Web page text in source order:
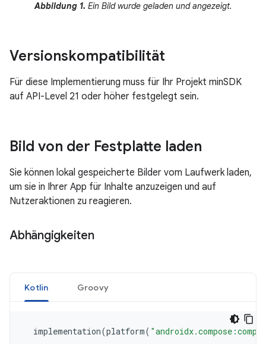
Abbildung 1. Ein Bild wurde geladen und angezeigt.
Versionskompatibilität
Für diese Implementierung muss für Ihr Projekt minSDK
auf API-Level 21 oder höher festgelegt sein.
Bild von der Festplatte laden
Sie können lokal gespeicherte Bilder vom Laufwerk laden,
um sie in Ihrer App für Inhalte anzuzeigen und auf
Nutzeraktionen zu reagieren.
Abhängigkeiten